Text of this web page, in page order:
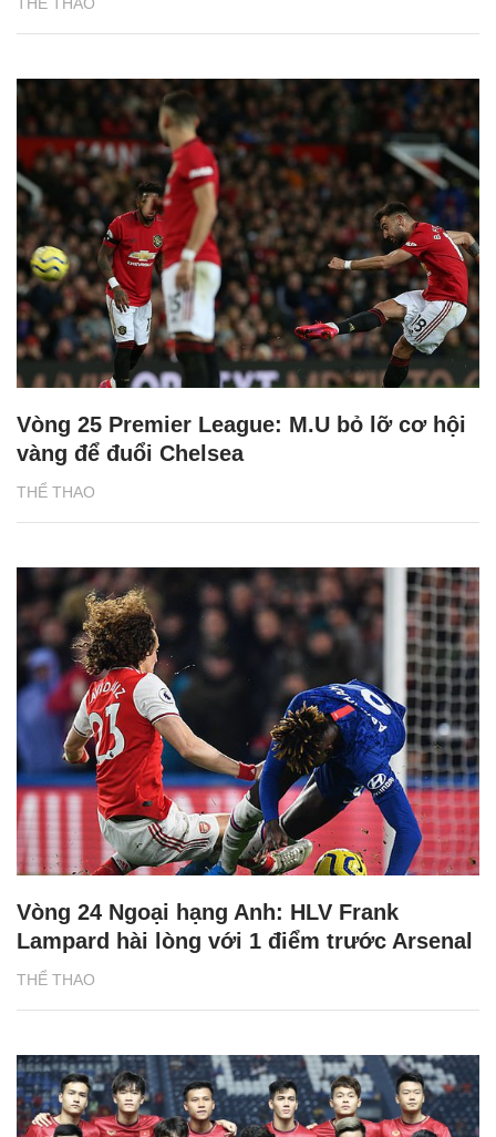
THỂ THAO
Vòng 25 Premier League: M.U bỏ lỡ cơ hội
vàng để đuổi Chelsea
THỂ THAO
Vòng 24 Ngoại hạng Anh: HLV Frank
Lampard hài lòng với 1 điểm trước Arsenal